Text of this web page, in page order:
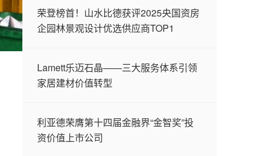
荣登榜首！山水比德获评2025央国资房
企园林景观设计优选供应商TOP1
Lamett乐迈石晶——三大服务体系引领
家居建材价值转型
利亚德荣膺第十四届金融界“金智奖”投
资价值上市公司